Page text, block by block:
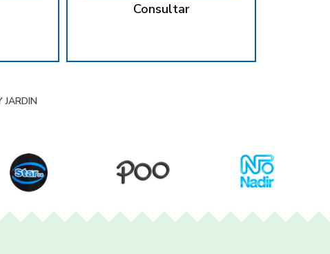
Consultar
JARDIN